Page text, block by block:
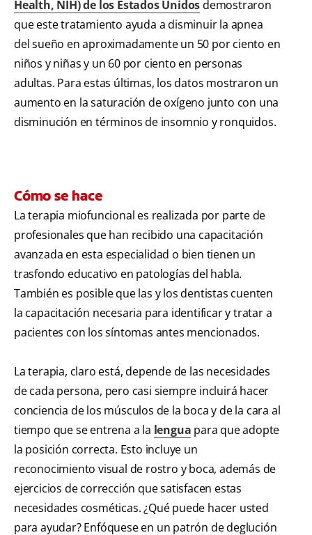
Health, NIH) de los Estados Unidosdemostraron
que este tratamiento ayuda a disminuir la apnea
del sueño en aproximadamente un 50 por ciento en
niños y niñas y un 60 por ciento en personas
adultas. Para estas últimas, los datos mostraron un
aumento en la saturación de oxígeno junto con una
disminución en términos de insomnio y ronquidos.
Cómo se hace
La terapia miofuncional es realizada por parte de
profesionales que han recibido una capacitación
avanzada en esta especialidad o bien tienen un
trasfondo educativo en patologías del habla.
También es posible que las y los dentistas cuenten
la capacitación necesaria para identificar y tratar a
pacientes con los síntomas antes mencionados.
La terapia, claro está, depende de las necesidades
de cada persona, pero casi siempre incluirá hacer
conciencia de los músculos de la boca y de la cara al
tiempo que se entrena a la lengua para que adopte
la posición correcta. Esto incluye un
reconocimiento visual de rostro y boca, además de
ejercicios de corrección que satisfacen estas
necesidades cosméticas. ¿Qué puede hacer usted
para ayudar? Enfóquese en un patrón de deglución